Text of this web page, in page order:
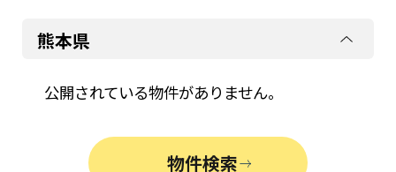
熊本県
公開されている物件がありません。
物件検索